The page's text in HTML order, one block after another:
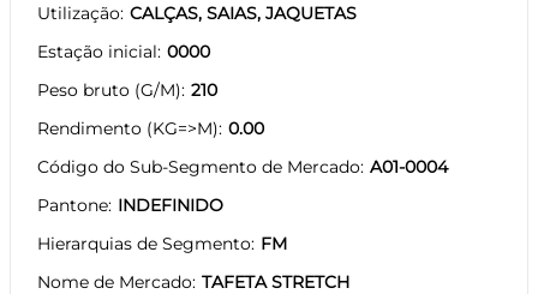
Utilização CALÇAS, SAIAS, JAQUETAS
Estação inicial 0000
Peso bruto (G/M) 210
Rendimento (KG=>M) 0.00
Código do Sub-Segmento de Mercado A01-0004
Pantone INDEFINIDO
Hierarquias de Segmento FM
Nome de Mercado TAFETA STRETCH